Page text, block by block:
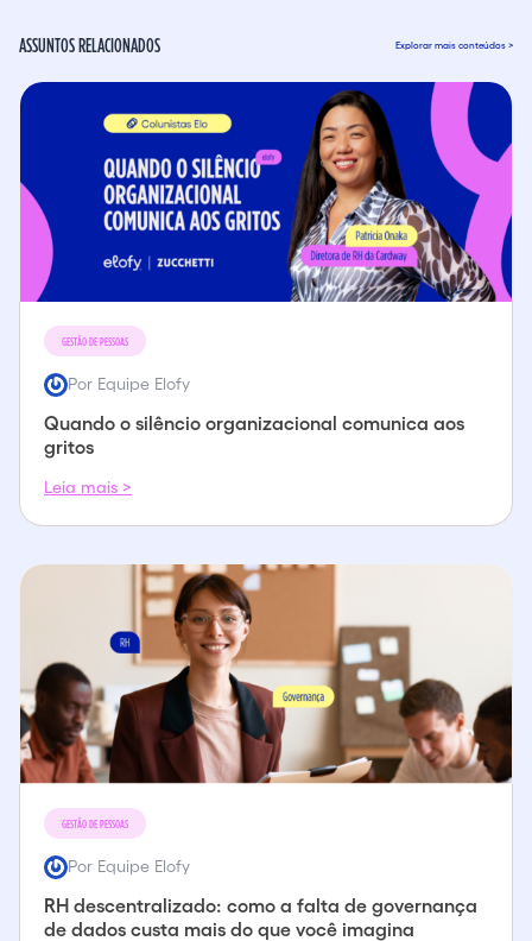
ASSUNTOS RELACIONADOS Explorar mais conteúdos >
GESTÃO DE PESSOAS
Por Equipe Elofy
Quando o silêncio organizacional comunica aos
gritos
Leia mais >
GESTÃO DE PESSOAS
Por Equipe Elofy
RH descentralizado: como a falta de governança
de dados custa mais do que você imagina